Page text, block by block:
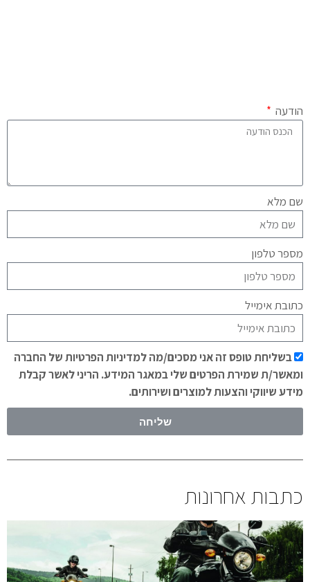
הודעה
שם מלא
מספר טלפון
כתובת אימייל
בשליחת טופס זה אני מסכים/מה למדיניות הפרטיות של החברה
ומאשר/ת שמירת הפרטים שלי במאגר המידע. הריני לאשר קבלת
מידע שיווקי והצעות למוצרים ושירותים.
שליחה
כתבות אחרונות